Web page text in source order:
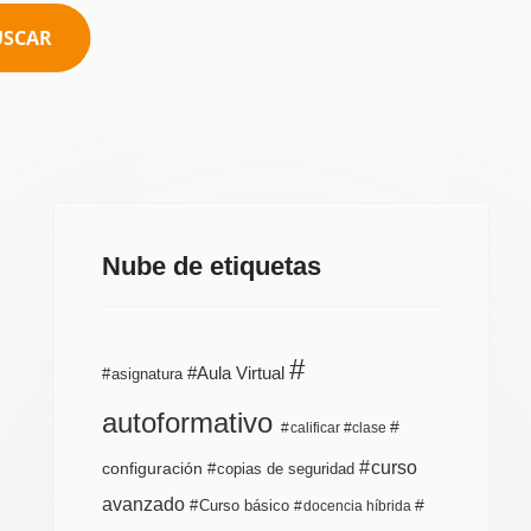
Nube de etiquetas
asignatura Aula Virtual
autoformativo calificar clase
configuración copias de seguridad curso
avanzado
Curso básico docencia híbrida